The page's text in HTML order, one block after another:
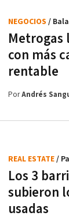
Metrogas
con más
rentable
NEGOCIOS /
PorAndrés
Los 3
subieron
usadas
REAL ESTATE/